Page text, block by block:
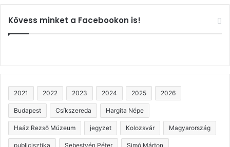
Kövess minket a Facebookon is!
2021 2022 2023 2024 2025 2026
Budapest Csíkszereda Hargita Népe
Haáz Rezső Múzeum jegyzet Kolozsvár Magyarország
publicisztika Sebestyén Péter Simó Márton